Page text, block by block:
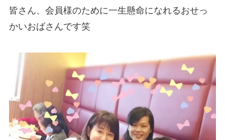
皆さん、会員様のために一生懸命になれるおせっ
かいおばさんです笑